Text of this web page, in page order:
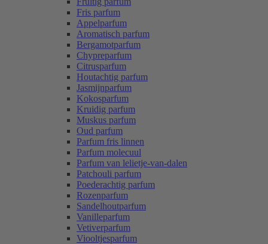
Fris parfum
Appelparfum
Aromatisch parfum
Bergamotparfum
Chypreparfum
Citrusparfum
Houtachtig parfum
Jasmijnparfum
Kokosparfum
Kruidig parfum
Muskus parfum
Oud parfum
Parfum fris linnen
Parfum molecuul
Parfum van lelietje-van-dalen
Patchouli parfum
Poederachtig parfum
Rozenparfum
Sandelhoutparfum
Vanilleparfum
Vetiverparfum
Viooltjesparfum